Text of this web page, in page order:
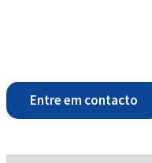
Entre em contacto